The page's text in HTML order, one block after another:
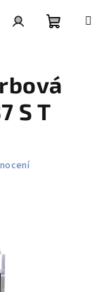
košík
S T